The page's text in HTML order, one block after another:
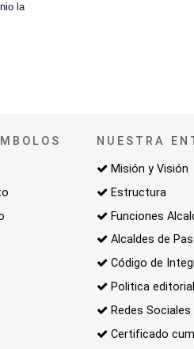
la
NUESTRA
Misión y Visión
Estructura
Funciones
Alcaldes de
Código de
Politica editorial
Redes Sociales
Certificado